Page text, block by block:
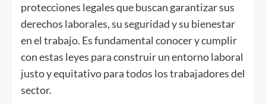
protecciones legales que buscan garantizar sus
derechos laborales, su seguridad y su bienestar
en el trabajo. Es fundamental conocer y cumplir
con estas leyes para construir un entorno laboral
justo y equitativo para todos los trabajadores del
sector.